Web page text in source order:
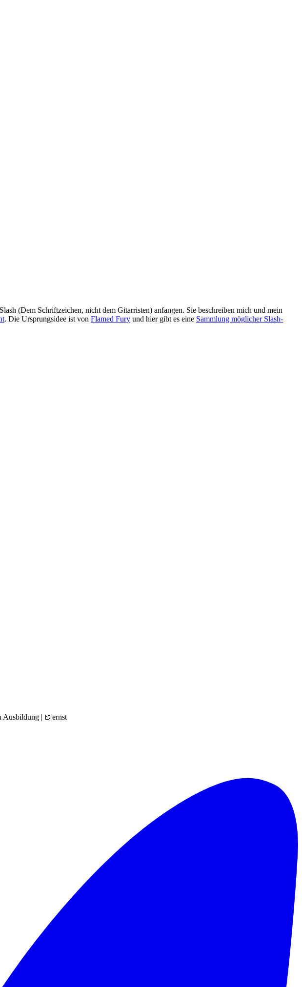
(Dem Schriftzeichen, nicht dem Gitarristen) anfangen. Sie beschreiben mich und mein
. Die Ursprungsidee ist von Flamed Fury und hier gibt es eine Sammlung möglicher Slash-
| 🍺ernst